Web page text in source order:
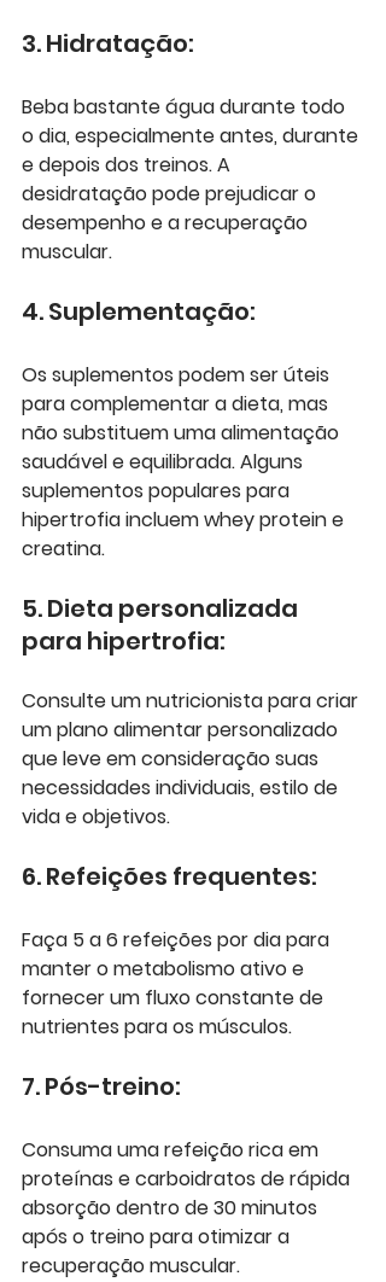
3. Hidratação:
Beba bastante água durante todo
o dia, especialmente antes, durante
e depois dos treinos. A
desidratação pode prejudicar o
desempenho e a recuperação
muscular.
4. Suplementação:
Os suplementos podem ser úteis
para complementar a dieta, mas
não substituem uma alimentação
saudável e equilibrada. Alguns
suplementos populares para
hipertrofia incluem whey protein e
creatina.
5. Dieta personalizada
para hipertrofia:
Consulte um nutricionista para criar
um plano alimentar personalizado
que leve em consideração suas
necessidades individuais, estilo de
vida e objetivos.
6. Refeições frequentes:
Faça 5 a 6 refeições por dia para
manter o metabolismo ativo e
fornecer um fluxo constante de
nutrientes para os músculos.
7. Pós-treino:
Consuma uma refeição rica em
proteínas e carboidratos de rápida
absorção dentro de 30 minutos
após o treino para otimizar a
recuperação muscular.